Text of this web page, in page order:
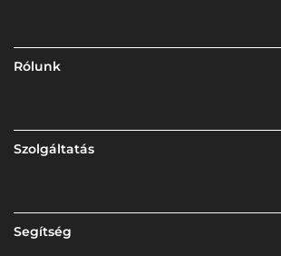
Rólunk
Szolgáltatás
Segítség